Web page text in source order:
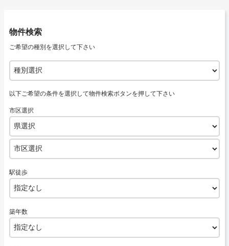
物件検索
ご希望の種別を選択して下さい
以下ご希望の条件を選択して物件検索ボタンを押して下さい
市区選択
駅徒歩
築年数